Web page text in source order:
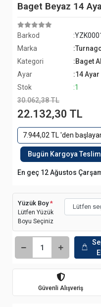
Baget Beyaz 14
Barkod
Marka
Kategori
:Baget
Ayar
:14 Ayar
Stok
:1
30.062,38 TL
22.132,30 TL
7.944,02 TL 'den
Bugün Kargoya Teslim
En geç 12 Ağustos
Yüzük Boy*
Lütfen Yüzük
Boyu Seçiniz
Güvenli Alışveriş